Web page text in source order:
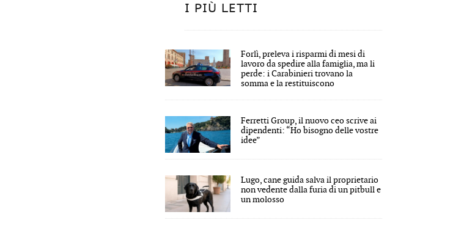
I PIÙ LETTI
Forlì, preleva i risparmi di mesi di
lavoro da spedire alla famiglia, ma li
perde: i Carabinieri trovano la
somma e la restituiscono
Ferretti Group, il nuovo ceo scrive ai
dipendenti: “Ho bisogno delle vostre
idee”
Lugo, cane guida salva il proprietario
non vedente dalla furia di un pitbull e
un molosso